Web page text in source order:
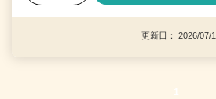
更新日： 2026/
1